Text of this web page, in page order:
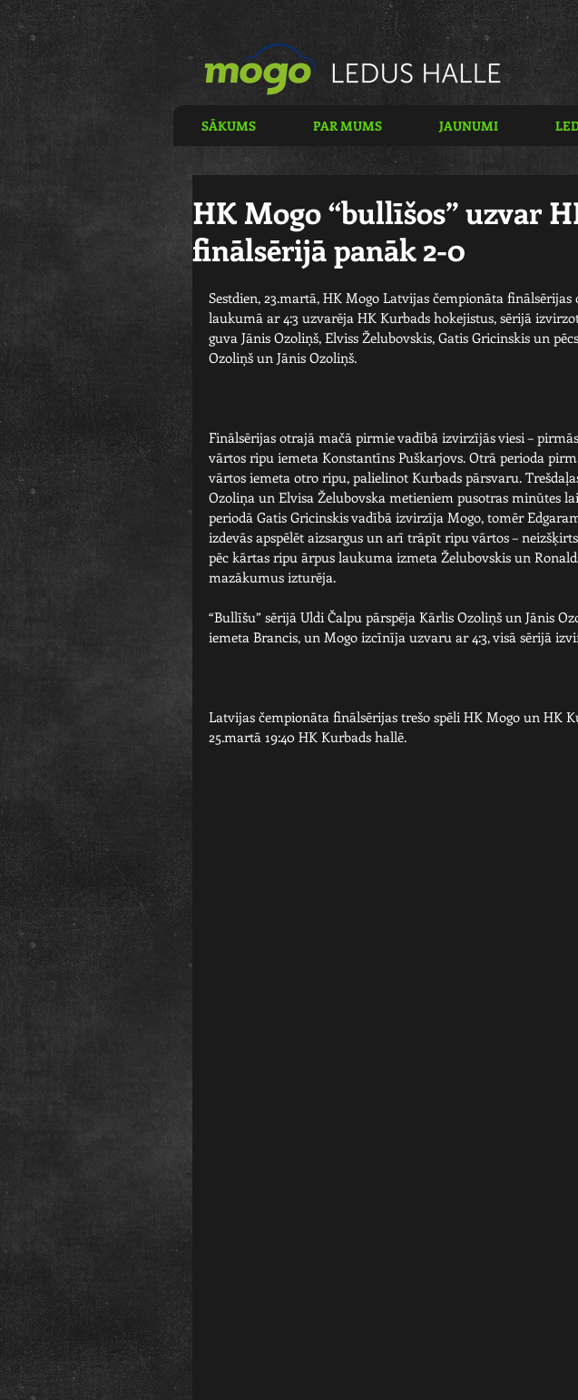
SĀKUMS PAR MUMS JAUNUMI
HK Mogo “bullīšos” uzvar
finālsērijā panāk 2-0
Sestdien, 23.martā, HK Mogo Latvijas čempionāta finālsērijas
laukumā ar 4:3 uzvarēja HK Kurbads hokejistus, sērijā
guva Jānis Ozoliņš, Elviss Želubovskis, Gatis Gricinskis un
Ozoliņš un Jānis Ozoliņš.
Finālsērijas otrajā mačā pirmie vadībā izvirzījās viesi –
vārtos ripu iemeta Konstantīns Puškarjovs. Otrā perioda
vārtos iemeta otro ripu, palielinot Kurbads pārsvaru.
Ozoliņa un Elvisa Želubovska metieniem pusotras minūtes
periodā Gatis Gricinskis vadībā izvirzīja Mogo, tomēr
izdevās apspēlēt aizsargus un arī trāpīt ripu vārtos –
pēc kārtas ripu ārpus laukuma izmeta Želubovskis un
mazākumus izturēja.
“Bullīšu” sērijā Uldi Čalpu pārspēja Kārlis Ozoliņš un Jānis
iemeta Brancis, un Mogo izcīnīja uzvaru ar 4:3, visā sērijā
Latvijas čempionāta finālsērijas trešo spēli HK Mogo un HK
25.martā 19:40 HK Kurbads hallē.